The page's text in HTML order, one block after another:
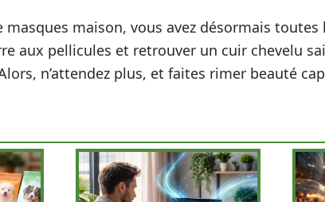
masques maison, vous avez désormais toutes
aux pellicules et retrouver un cuir chevelu
n’attendez plus, et faites rimer beauté